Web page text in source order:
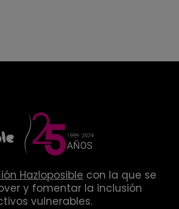
Hazloposible con la que se
y fomentar la inclusión
vulnerables.